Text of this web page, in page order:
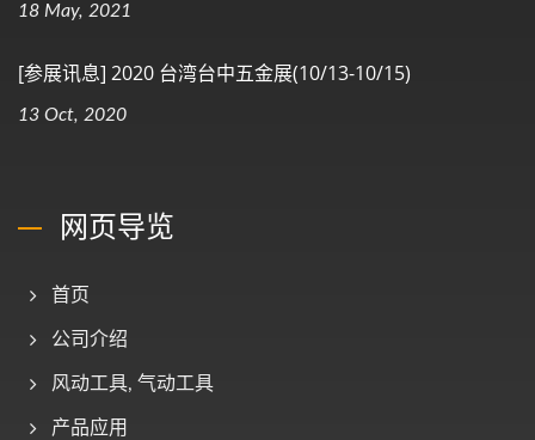
18 May, 2021
[参展讯息] 2020 台湾台中五金展(10/13-10/15)
13 Oct, 2020
网页导览
首页
公司介绍
风动工具, 气动工具
产品应用